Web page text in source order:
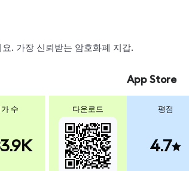
. 가장 신뢰받는 암호화폐 지갑.
수 다운로드
App Store
평점
4.7